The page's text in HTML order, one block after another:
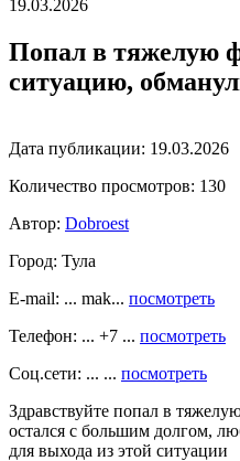
19.03.2026
Попал в тяжелую
ситуацию,
Дата публикации: 19.03.2026
Количество просмотров: 130
Автор: Dobroest
Город: Тула
E-mail: ... mak... посмотреть
Телефон: ... +7 ... посмотреть
Соц.сети: ... ... посмотреть
Здравствуйте попал в
остался с большим долгом,
для выхода из этой ситуации